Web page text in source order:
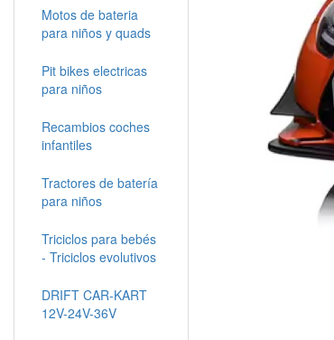
Motos de bateria
para niños y quads
Pit bikes electricas
para niños
Recambios coches
infantiles
Tractores de batería
para niños
Triciclos para bebés
- Triciclos evolutivos
DRIFT CAR-KART
12V-24V-36V